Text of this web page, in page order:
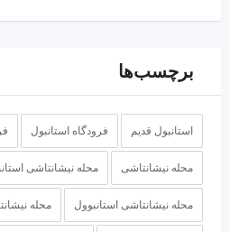
برچسب‌ها
استانبول قدیم فرودگاه استانبول
محله نیشانتاشی محله نیشانتاشی
محله نیشانتاشی استانبوول محله